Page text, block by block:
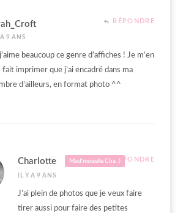
A 9 ANS
RÉPONDRE
beaucoup ce genre d’affiches ! Je m’en
fait imprimer que j’ai encadré dans ma
d’ailleurs, en format photo ^^
Charlotte Mad'moiselle Cha :)
IL Y A 9 ANS
RÉPONDRE
J’ai plein de photos que je veux faire
tirer aussi pour faire des petites